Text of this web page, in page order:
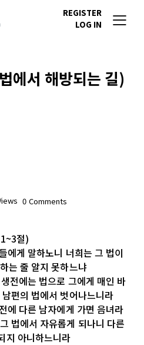
REGISTER
LOG IN
에서 해방되는 길)
0 Comments
절)
에게 말하노니 너희는 그 법이
는 줄 알지 못하느냐
전에는 법으로 그에게 매인 바
편의 법에서 벗어나느니라
에 다른 남자에게 가면 음녀라
법에서 자유롭게 되나니 다른
지 아니하느니라